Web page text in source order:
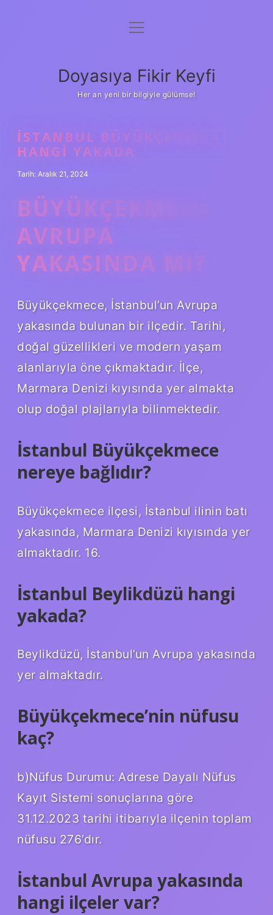
Anasayfa
Yasal Uyarı
menüyü
Doyasıya Fikir Keyfi
Her an yeni bir bilgiyle gülümse!
İSTANBUL BÜYÜKÇEKMECE
HANGI YAKADA
Tarih: Aralık 21, 2024
BÜYÜKÇEKMECE
AVRUPA
YAKASINDA MI?
Büyükçekmece, İstanbul’un Avrupa
yakasında bulunan bir ilçedir. Tarihi,
doğal güzellikleri ve modern yaşam
alanlarıyla öne çıkmaktadır. İlçe,
Marmara Denizi kıyısında yer almakta
olup doğal plajlarıyla bilinmektedir.
İstanbul Büyükçekmece
nereye bağlıdır?
Büyükçekmece ilçesi, İstanbul ilinin batı
yakasında, Marmara Denizi kıyısında yer
almaktadır. 16.
İstanbul Beylikdüzü hangi
yakada?
Beylikdüzü, İstanbul’un Avrupa yakasında
yer almaktadır.
Büyükçekmece’nin nüfusu
kaç?
b)Nüfus Durumu: Adrese Dayalı Nüfus
Kayıt Sistemi sonuçlarına göre
31.12.2023 tarihi itibarıyla ilçenin toplam
nüfusu 276’dır.
İstanbul Avrupa yakasında
hangi ilçeler var?